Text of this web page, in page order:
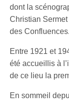
dont la
Christian
des Confluences.
Entre 1921 et
été accueillis à
de ce lieu la
En sommeil